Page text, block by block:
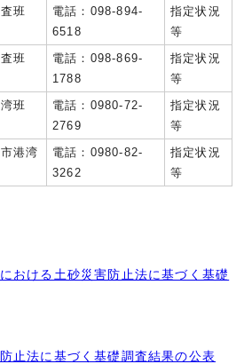
班
電話：098-894-
6518
指定状況
等
班
電話：098-869-
1788
指定状況
等
班
電話：0980-72-
2769
指定状況
等
港湾
電話：0980-82-
3262
指定状況
等
おける土砂災害防止法に基づく基礎
止法に基づく基礎調査結果の公表